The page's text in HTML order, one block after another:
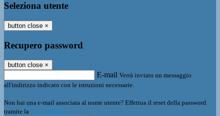
Seleziona utente
button close ×
Recupero password
button close ×
E-mail Verrà inviato un messaggio
all'indirizzo indicato con le istruzioni necessarie.
Non hai una e-mail associata al nome utente? Effettua il reset della password
tramite la Login Spaggiari